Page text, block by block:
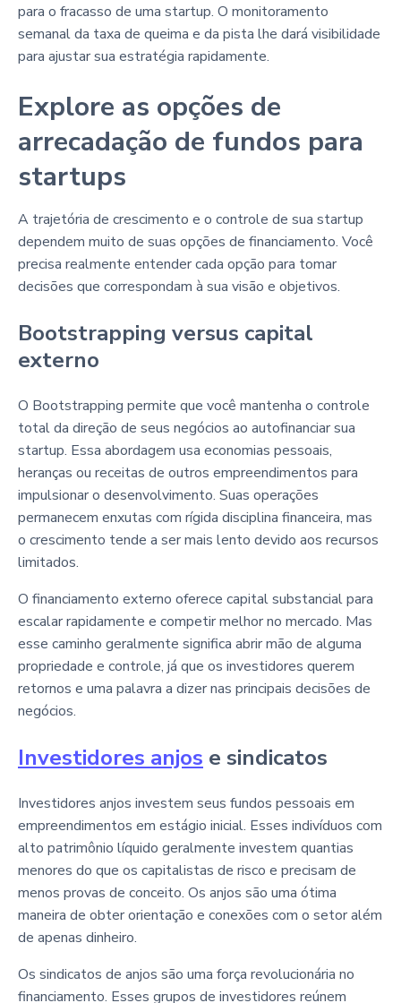
para o fracasso de uma startup. O monitoramento
semanal da taxa de queima e da pista lhe dará visibilidade
para ajustar sua estratégia rapidamente.
Explore as opções de
arrecadação de fundos para
startups
A trajetória de crescimento e o controle de sua startup
dependem muito de suas opções de financiamento. Você
precisa realmente entender cada opção para tomar
decisões que correspondam à sua visão e objetivos.
Bootstrapping versus capital
externo
O Bootstrapping permite que você mantenha o controle
total da direção de seus negócios ao autofinanciar sua
startup. Essa abordagem usa economias pessoais,
heranças ou receitas de outros empreendimentos para
impulsionar o desenvolvimento. Suas operações
permanecem enxutas com rígida disciplina financeira, mas
o crescimento tende a ser mais lento devido aos recursos
limitados.
O financiamento externo oferece capital substancial para
escalar rapidamente e competir melhor no mercado. Mas
esse caminho geralmente significa abrir mão de alguma
propriedade e controle, já que os investidores querem
retornos e uma palavra a dizer nas principais decisões de
negócios.
Investidores anjos e sindicatos
Investidores anjos investem seus fundos pessoais em
empreendimentos em estágio inicial. Esses indivíduos com
alto patrimônio líquido geralmente investem quantias
menores do que os capitalistas de risco e precisam de
menos provas de conceito. Os anjos são uma ótima
maneira de obter orientação e conexões com o setor além
de apenas dinheiro.
Os sindicatos de anjos são uma força revolucionária no
financiamento. Esses grupos de investidores reúnem